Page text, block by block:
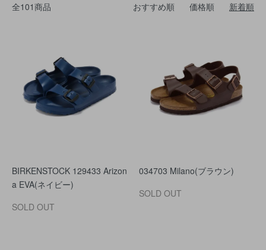
全101商品 おすすめ順 価格順 新着順
BIRKENSTOCK 129433 Arizon
a EVA(ネイビー)
SOLD OUT
034703 Milano(ブラウン)
SOLD OUT